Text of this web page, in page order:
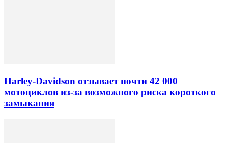
Harley-Davidson отзывает почти 42 000
мотоциклов из-за возможного риска короткого
замыкания